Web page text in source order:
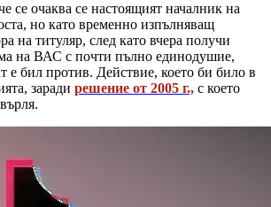
се очаква се настоящият началник на
но като временно изпълняващ
на титуляр, след като вчера получи
на ВАС с почти пълно единодушие,
е бил против. Действие, което би било в
заради решение от 2005 г., с което